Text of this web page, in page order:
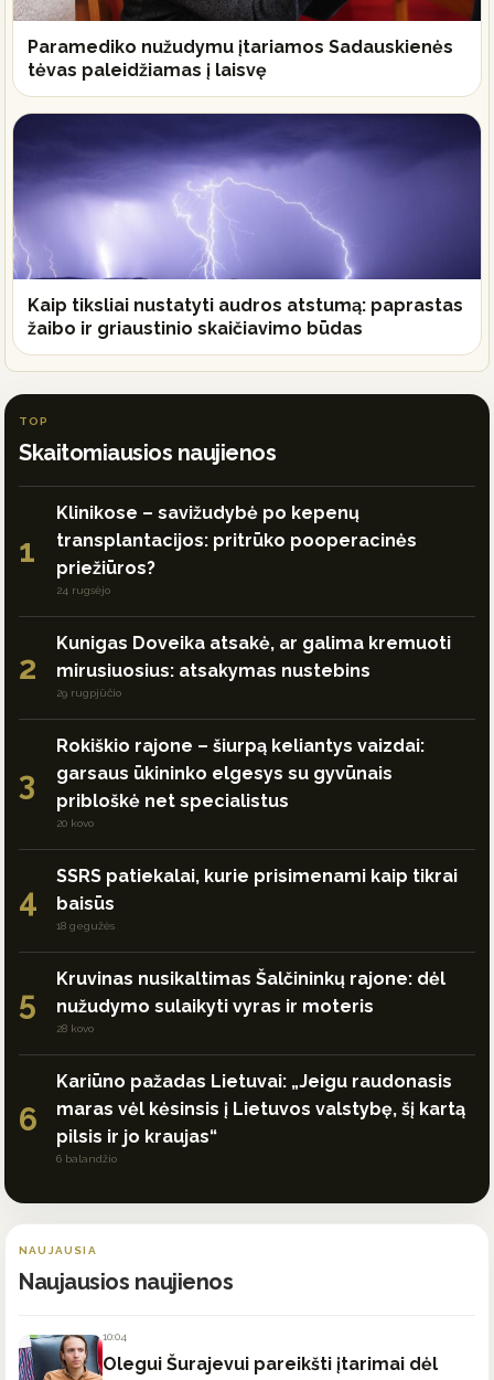
Paramediko nužudymu įtariamos Sadauskienės
tėvas paleidžiamas į laisvę
Kaip tiksliai nustatyti audros atstumą: paprastas
žaibo ir griaustinio skaičiavimo būdas
TOP
Skaitomiausios naujienos
1
Klinikose – savižudybė po kepenų
transplantacijos: pritrūko pooperacinės
priežiūros?
24 rugsėjo
2
Kunigas Doveika atsakė, ar galima kremuoti
mirusiuosius: atsakymas nustebins
29 rugpjūčio
3
Rokiškio rajone – šiurpą keliantys vaizdai:
garsaus ūkininko elgesys su gyvūnais
pribloškė net specialistus
20 kovo
4
SSRS patiekalai, kurie prisimenami kaip tikrai
baisūs
18 gegužės
5
Kruvinas nusikaltimas Šalčininkų rajone: dėl
nužudymo sulaikyti vyras ir moteris
28 kovo
6
Kariūno pažadas Lietuvai: „Jeigu raudonasis
maras vėl kėsinsis į Lietuvos valstybę, šį kartą
pilsis ir jo kraujas“
6 balandžio
NAUJAUSIA
Naujausios naujienos
10:04
Olegui Šurajevui pareikšti įtarimai dėl